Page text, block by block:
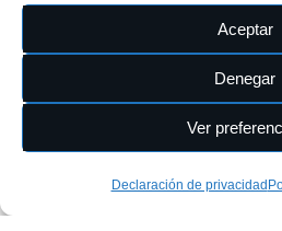
Aceptar
Denegar
Ver
Declaración de privacidad
playa